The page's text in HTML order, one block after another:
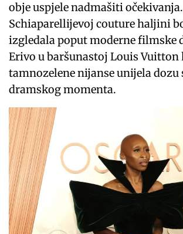
obje uspjele nadmašiti
Schiaparellijevoj couture haljini
izgledala poput moderne filmske
Erivo u baršunastoj Louis
tamnozelene nijanse unijela
dramskog momenta.